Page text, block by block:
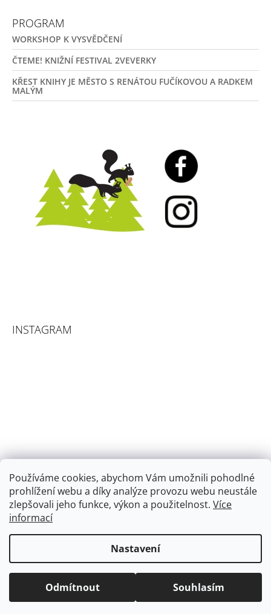
Používáme cookies, abychom Vám umožnili pohodlné
prohlížení webu a díky analýze provozu webu neustále
zlepšovali jeho funkce, výkon a použitelnost. Více
informací
Nastavení
Odmítnout Souhlasím
PROGRAM
WORKSHOP K VYSVĚDČENÍ
ČTEME! KNIŽNÍ FESTIVAL 2VEVERKY
KŘEST KNIHY JE MĚSTO S RENÁTOU FUČÍKOVOU A RADKEM
MALÝM
INSTAGRAM
Sledovat na Instagramu
Vytvořil Shoptet
© 2026 2veverky. Všechna práva vyhrazena.